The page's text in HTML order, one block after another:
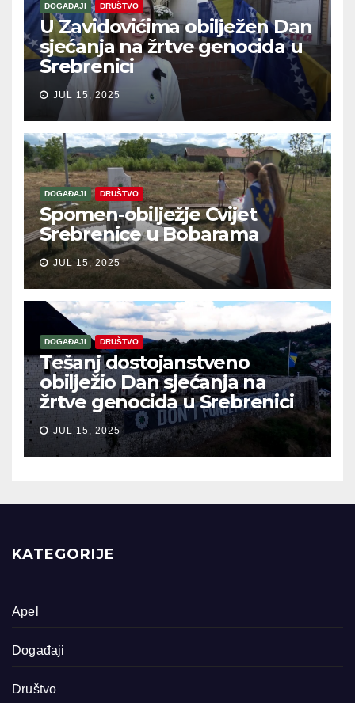
DOGAĐAJI DRUŠTVO
U Zavidovićima obilježen Dan
sjećanja na žrtve genocida u
Srebrenici
JUL 15, 2025
DOGAĐAJI DRUŠTVO
Spomen-obilježje Cvijet
Srebrenice u Bobarama
JUL 15, 2025
DOGAĐAJI DRUŠTVO
Tešanj dostojanstveno
obilježio Dan sjećanja na
žrtve genocida u Srebrenici
JUL 15, 2025
KATEGORIJE
Apel
Događaji
Društvo